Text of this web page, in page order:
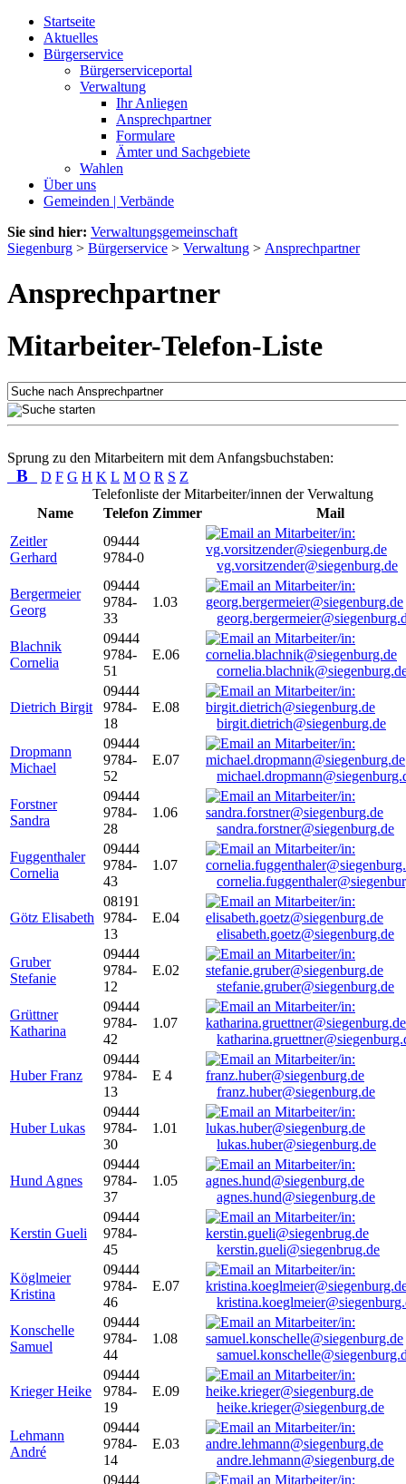
Startseite
Aktuelles
Bürgerservice
Bürgerserviceportal
Verwaltung
Ihr Anliegen
Ansprechpartner
Formulare
Ämter und Sachgebiete
Wahlen
Über uns
Gemeinden | Verbände
Sie sind hier: Verwaltungsgemeinschaft
Siegenburg > Bürgerservice > Verwaltung > Ansprechpartner
Ansprechpartner
Mitarbeiter-Telefon-Liste
Sprung zu den Mitarbeitern mit dem Anfangsbuchstaben:
B D F G H K L M O R S Z
Telefonliste der Mitarbeiter/innen der Verwaltung
Name
Telefon Zimmer
Mail
Zeitler
Gerhard
09444
9784-0
vg.vorsitzender@siegenburg.de
Bergermeier
Georg
09444
9784-
33
1.03
Blachnik
Cornelia
09444
9784-
51
E.06
Dietrich Birgit
09444
9784-
18
E.08
birgit.dietrich@siegenburg.de
Dropmann
Michael
09444
9784-
52
E.07
Forstner
Sandra
09444
9784-
28
1.06
sandra.forstner@siegenburg.de
Fuggenthaler
Cornelia
09444
9784-
43
1.07
Götz Elisabeth
08191
9784-
13
E.04
elisabeth.goetz@siegenburg.de
Gruber
Stefanie
09444
9784-
12
E.02
stefanie.gruber@siegenburg.de
Grüttner
Katharina
09444
9784-
42
1.07
Huber Franz
09444
9784-
13
E 4
franz.huber@siegenburg.de
Huber Lukas
09444
9784-
30
1.01
lukas.huber@siegenburg.de
Hund Agnes
09444
9784-
37
1.05
agnes.hund@siegenburg.de
Kerstin Gueli
09444
9784-
45
kerstin.gueli@siegenbrug.de
Köglmeier
Kristina
09444
9784-
46
E.07
Konschelle
Samuel
09444
9784-
44
1.08
Krieger Heike
09444
9784-
19
E.09
heike.krieger@siegenburg.de
Lehmann
André
09444
9784-
14
E.03
andre.lehmann@siegenburg.de
09444